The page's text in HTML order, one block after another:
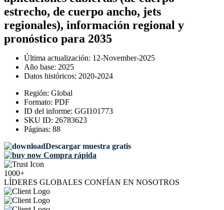
estrecho, de cuerpo ancho, jets
regionales), información regional y
pronóstico para 2035
Última actualización: 12-November-2025
Año base: 2025
Datos históricos: 2020-2024
Región: Global
Formato: PDF
ID del informe: GGI101773
SKU ID: 26783623
Páginas: 88
Descargar muestra gratis
Compra rápida
1000+
LÍDERES GLOBALES CONFÍAN EN NOSOTROS